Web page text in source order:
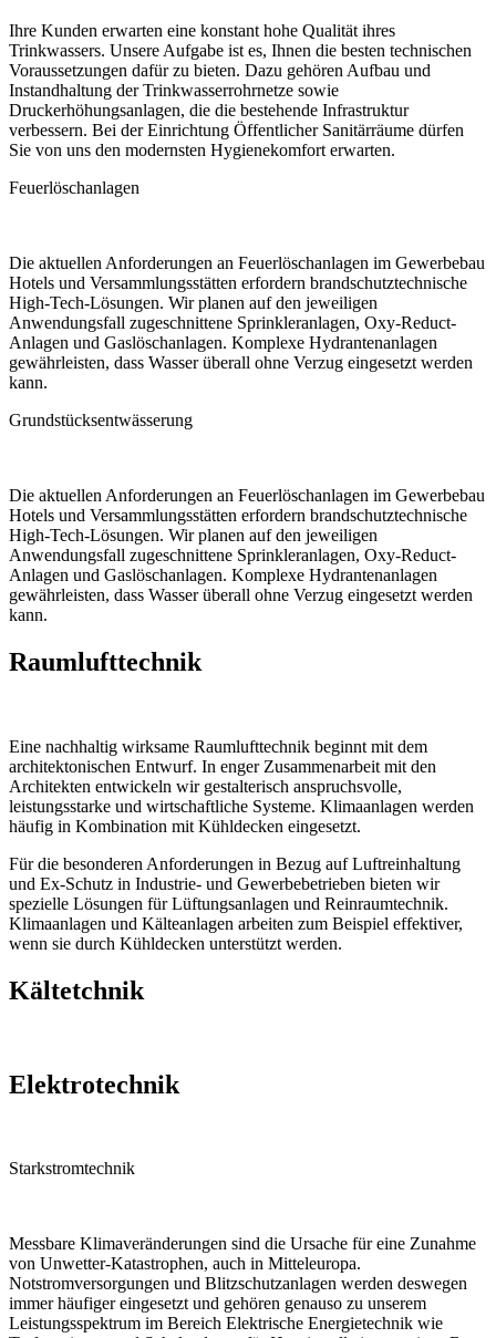
Ihre Kunden erwarten eine konstant hohe Qualität ihres
Trinkwassers. Unsere Aufgabe ist es, Ihnen die besten technischen
Voraussetzungen dafür zu bieten. Dazu gehören Aufbau und
Instandhaltung der Trinkwasserrohrnetze sowie
Druckerhöhungsanlagen, die die bestehende Infrastruktur
verbessern. Bei der Einrichtung Öffentlicher Sanitärräume dürfen
Sie von uns den modernsten Hygienekomfort erwarten.
Feuerlöschanlagen
Die aktuellen Anforderungen an Feuerlöschanlagen im Gewerbebau
Hotels und Versammlungsstätten erfordern brandschutztechnische
High-Tech-Lösungen. Wir planen auf den jeweiligen
Anwendungsfall zugeschnittene Sprinkleranlagen, Oxy-Reduct-
Anlagen und Gaslöschanlagen. Komplexe Hydrantenanlagen
gewährleisten, dass Wasser überall ohne Verzug eingesetzt werden
kann.
Grundstücksentwässerung
Die aktuellen Anforderungen an Feuerlöschanlagen im Gewerbebau
Hotels und Versammlungsstätten erfordern brandschutztechnische
High-Tech-Lösungen. Wir planen auf den jeweiligen
Anwendungsfall zugeschnittene Sprinkleranlagen, Oxy-Reduct-
Anlagen und Gaslöschanlagen. Komplexe Hydrantenanlagen
gewährleisten, dass Wasser überall ohne Verzug eingesetzt werden
kann.
Raumlufttechnik
Eine nachhaltig wirksame Raumlufttechnik beginnt mit dem
architektonischen Entwurf. In enger Zusammenarbeit mit den
Architekten entwickeln wir gestalterisch anspruchsvolle,
leistungsstarke und wirtschaftliche Systeme. Klimaanlagen werden
häufig in Kombination mit Kühldecken eingesetzt.
Für die besonderen Anforderungen in Bezug auf Luftreinhaltung
und Ex-Schutz in Industrie- und Gewerbebetrieben bieten wir
spezielle Lösungen für Lüftungsanlagen und Reinraumtechnik.
Klimaanlagen und Kälteanlagen arbeiten zum Beispiel effektiver,
wenn sie durch Kühldecken unterstützt werden.
Kältetchnik
Elektrotechnik
Starkstromtechnik
Messbare Klimaveränderungen sind die Ursache für eine Zunahme
von Unwetter-Katastrophen, auch in Mitteleuropa.
Notstromversorgungen und Blitzschutzanlagen werden deswegen
immer häufiger eingesetzt und gehören genauso zu unserem
Leistungsspektrum im Bereich Elektrische Energietechnik wie